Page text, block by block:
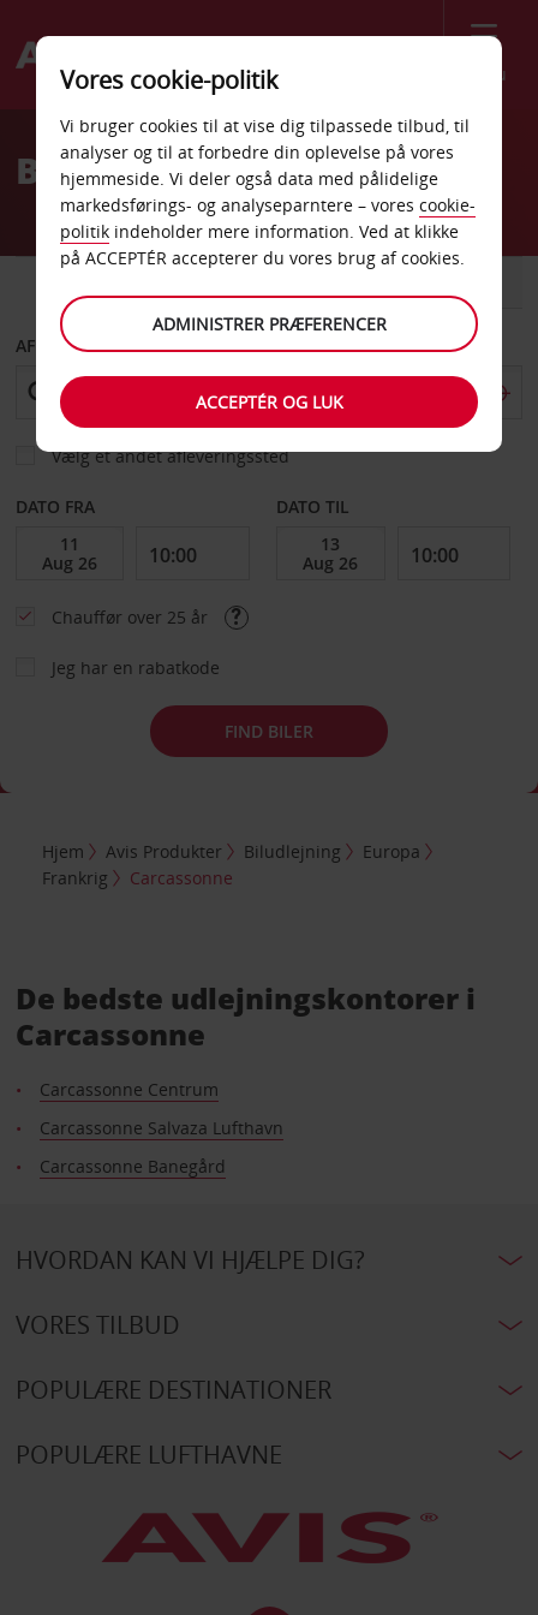
Menu
Welcome
AvisBilleje Carcassonne
AFHENT FRA
Vælg et andet afleveringssted
DATO FRA DATO TIL
Chauffør over 25 år
Jeg har en rabatkode
FIND BILER
Hjem Avis Produkter Biludlejning
Europa
Frankrig
Carcassonne
De bedste udlejningskontorer i
Carcassonne
Carcassonne Centrum
Carcassonne Salvaza Lufthavn
Carcassonne Banegård
HVORDAN KAN VI HJÆLPE DIG?
VORES TILBUD
POPULÆRE DESTINATIONER
POPULÆRE LUFTHAVNE
Vores cookie-politik
Vi bruger cookies til at vise dig tilpassede tilbud, til
analyser og til at forbedre din oplevelse på vores
hjemmeside. Vi deler også data med pålidelige
markedsførings- og analyseparntere – vores cookie-
politik indeholder mere information. Ved at klikke
på ACCEPTÉR accepterer du vores brug af cookies.
ADMINISTRER PRÆFERENCER
ACCEPTÉR OG LUK